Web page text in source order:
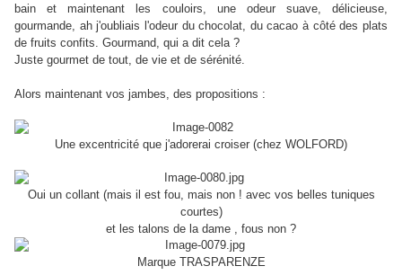
bain et maintenant les couloirs, une odeur suave, délicieuse,
gourmande, ah j'oubliais l'odeur du chocolat, du cacao à côté des plats
de fruits confits. Gourmand, qui a dit cela ?
Juste gourmet de tout, de vie et de sérénité.
Alors maintenant vos jambes, des propositions :
Une excentricité que j'adorerai croiser (chez WOLFORD)
Oui un collant (mais il est fou, mais non ! avec vos belles tuniques
courtes)
et les talons de la dame , fous non ?
Marque TRASPARENZE